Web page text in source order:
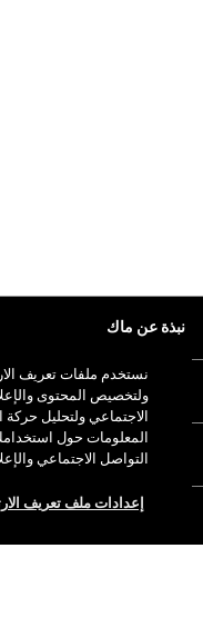
نبذة عن ماك
ماك فيفا غلام
جمال بطريقة مسؤولة
التسوق أونلاين
الاشتراك في رسائل البريد
العروض الترويجية
هل تحتاجين إلى مساعدة؟
للتواصل معنا
نستخدم ملفات تعريف
ولتخصيص المحتوى
الاجتماعي ولتحليل حركة
المعلومات حول
التواصل الاجتماعي
إعدادات ملف تعريف